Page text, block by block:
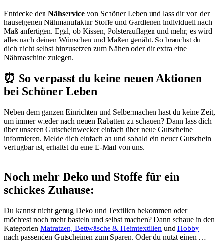
Entdecke den Nähservice von Schöner Leben und lass dir von der
hauseigenen Nähmanufaktur Stoffe und Gardienen individuell nach
Maß anfertigen. Egal, ob Kissen, Polsterauflagen und mehr, es wird
alles nach deinen Wünschen und Maßen genäht. So brauchst du
dich nicht selbst hinzusetzen zum Nähen oder dir extra eine
Nähmaschine zulegen.
⏰ So verpasst du keine neuen Aktionen
bei Schöner Leben
Neben dem ganzen Einrichten und Selbermachen hast du keine Zeit,
um immer wieder nach neuen Rabatten zu schauen? Dann lass dich
über unseren Gutscheinweckereinfach über neue Gutscheine
informieren. Melde dich einfach an und sobald ein neuer Gutschein
verfügbar ist, erhältst du eine E-Mail von uns.
Noch mehr Deko und Stoffe für ein
schickes Zuhause:
Du kannst nicht genug Deko und Textilien bekommen oder
möchtest noch mehr basteln und selbst machen? Dann schaue in den
Kategorien Matratzen, Bettwäsche & Heimtextilien und Hobby
nach passenden Gutscheinen zum Sparen. Oder du nutzt einen …